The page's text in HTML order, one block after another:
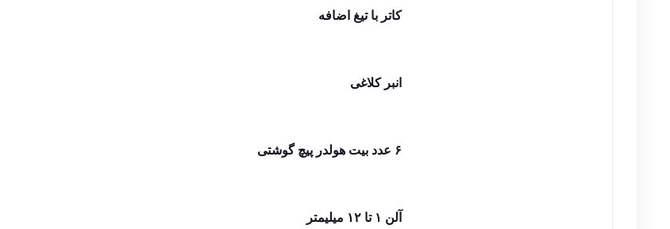
کاتر با تیغ اضافه
انبر کلاغی
۶ عدد بیت هولدر پیچ گوشتی
آلن ۱ تا ۱۲ میلیمتر